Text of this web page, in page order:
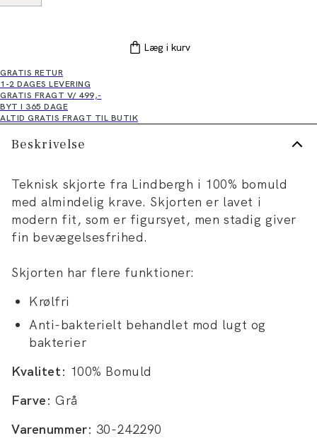
Læg i kurv
GRATIS RETUR
1-2 DAGES LEVERING
GRATIS FRAGT V/ 499,-
BYT I 365 DAGE
ALTID GRATIS FRAGT TIL BUTIK
Beskrivelse
Teknisk skjorte fra Lindbergh i 100% bomuld
med almindelig krave. Skjorten er lavet i
modern fit, som er figursyet, men stadig giver
fin bevægelsesfrihed.
Skjorten har flere funktioner:
Krølfri
Anti-bakterielt behandlet mod lugt og
bakterier
Kvalitet: 100% Bomuld
Farve: Grå
Varenummer: 30-242290